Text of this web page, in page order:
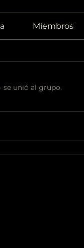
Miembros
se unió al grupo.